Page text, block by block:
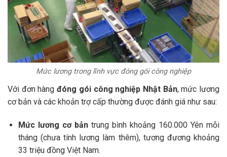
Mức lương trong lĩnh vực đóng gói công nghiệp
Với đơn hàngđóng gói công nghiệp Nhật Bản, mức lương
cơ bản và các khoản trợ cấp thường được đánh giá như sau:
Mức lương cơ bảntrung bình khoảng 160.000 Yên mỗi
tháng (chưa tính lương làm thêm), tương đương khoảng
33 triệu đồng Việt Nam.